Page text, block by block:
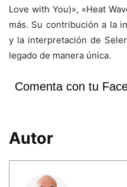
Love with You)», «Heat
más. Su contribución a la
y la interpretación de
legado de manera única.
Comenta con tu
Autor